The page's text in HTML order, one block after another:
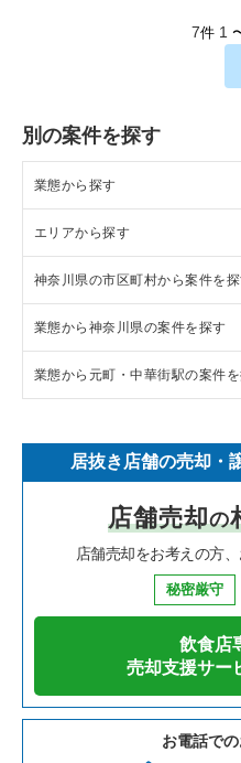
7件 1
別の案件を探す
業態から探す
ラーメンの居抜き売却物件の案
フランス料理の居抜き売却物件
イタリア料理の居抜き売却物件
中華の居抜き売却物件の案件
寿司の居抜き売却物件の案件
焼肉の居抜き売却物件の案件
鉄板焼き・お好み焼の居抜き
カフェの居抜き売却物件の案件
テイクアウトの居抜き売却物
お弁当・惣菜・デリの居抜き
エリアから探す
東京23区の飲食店の居抜き売
東京都下の飲食店の居抜き売却
千葉県の飲食店の居抜き売却物
神奈川県の飲食店の居抜き売
大阪府の飲食店の居抜き売却
兵庫県の飲食店の居抜き売却
愛知県の飲食店の居抜き売却
岐阜県の飲食店の居抜き売却
三重県の飲食店の居抜き売却
神奈川県の市区町村から案件を
大和市の飲食店の居抜き売却物
鎌倉市の飲食店の居抜き売却物
川崎市高津区の飲食店の居抜
横浜市鶴見区の飲食店の居抜
川崎市中原区の飲食店の居抜
横浜市南区の飲食店の居抜き
横浜市港北区の飲食店の居抜
横浜市神奈川区の飲食店の居
業態から神奈川県の案件を探す
神奈川県のラーメンの居抜き
神奈川県のイタリア料理の居
神奈川県の中華の居抜き売却
神奈川県のそば・うどんの居
神奈川県の焼肉の居抜き売却
神奈川県の鉄板焼き・お好み
神奈川県のアジア料理の居抜
業態から元町・中華街駅の案件
元町・中華街駅の鉄板焼き・
元町・中華街駅のアジア料理
元町・中華街駅のカフェの居
元町・中華街駅のテイクアウ
元町・中華街駅のバーの居抜
居抜き店舗の売却・
店舗売却の
店舗売却をお考えの方
秘密厳守
飲食店
売却支援サー
お電話で